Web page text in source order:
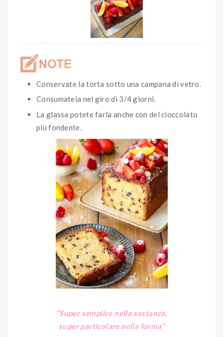
Conservate la torta sotto una campana di vetro.
Consumatela nel giro di 3/4 giorni.
La glassa potete farla anche con del cioccolato
più fondente.
“Super semplice nella sostanza,
super particolare nella forma“